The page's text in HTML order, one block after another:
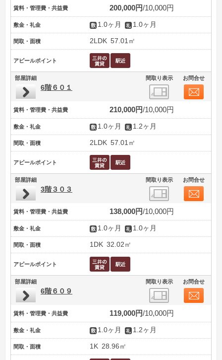
賃料・管理費・共益費 200,000円 10,000円
敷金・礼金 1.0ヶ月 1.0ヶ月
間取・面積 2LDK 57.01㎡
アピールポイント
部屋詳細 間取り表示 お問合せ
6階６０１
賃料・管理費・共益費 210,000円 10,000円
敷金・礼金 1.0ヶ月 1.2ヶ月
間取・面積 2LDK 57.01㎡
アピールポイント
部屋詳細 間取り表示 お問合せ
3階３０３
賃料・管理費・共益費 138,000円 10,000円
敷金・礼金 1.0ヶ月 1.0ヶ月
間取・面積 1DK 32.02㎡
アピールポイント
部屋詳細 間取り表示 お問合せ
6階６０９
賃料・管理費・共益費 119,000円 10,000円
敷金・礼金 1.0ヶ月 1.2ヶ月
間取・面積 1K 28.96㎡